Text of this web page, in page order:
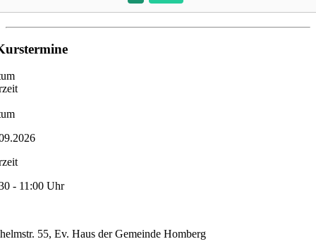
- 11:00 Uhr
55, Ev. Haus der Gemeinde Homberg